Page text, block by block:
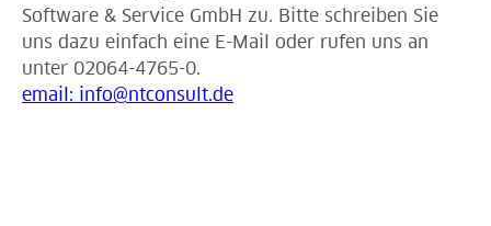
Software & Service GmbH zu. Bitte schreiben Sie
uns dazu einfach eine E-Mail oder rufen uns an
unter 02064-4765-0.
email: info@ntconsult.de